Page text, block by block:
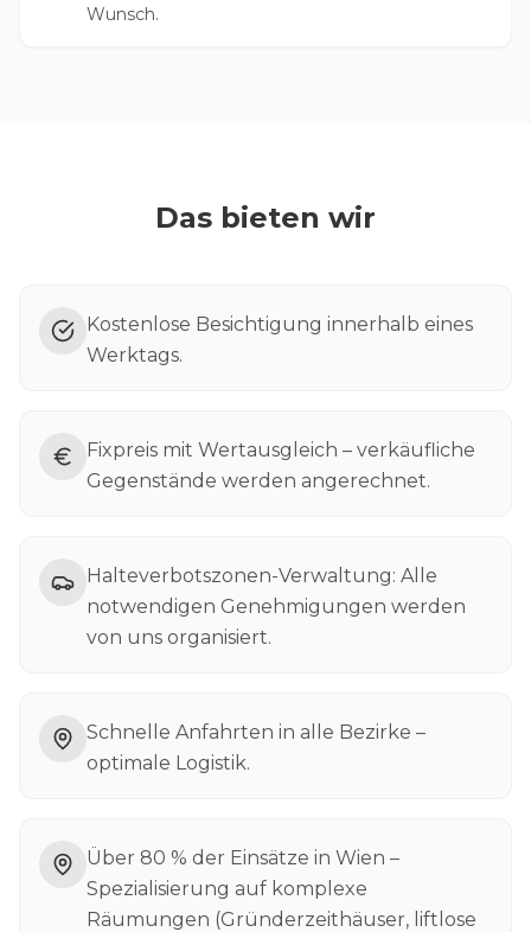
Wunsch.
Das bieten wir
Kostenlose Besichtigung innerhalb eines
Werktags.
Fixpreis mit Wertausgleich – verkäufliche
Gegenstände werden angerechnet.
Halteverbotszonen-Verwaltung: Alle
notwendigen Genehmigungen werden
von uns organisiert.
Schnelle Anfahrten in alle Bezirke –
optimale Logistik.
Über 80 % der Einsätze in Wien –
Spezialisierung auf komplexe
Räumungen (Gründerzeithäuser, liftlose